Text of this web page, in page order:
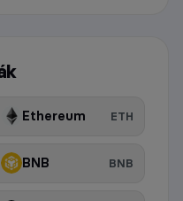
Ethereum ETH
BNB BNB